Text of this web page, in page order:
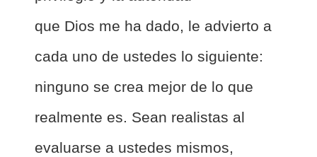
que Dios me ha dado, le advierto a
cada uno de ustedes lo siguiente:
ninguno se crea mejor de lo que
realmente es. Sean realistas al
evaluarse a ustedes mismos,